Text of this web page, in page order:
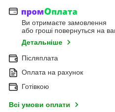
Ви отримаєте замовлення
або гроші повернуться на
Детальніше
Післяплата
Оплата на рахунок
Готівкою
Всі умови оплати